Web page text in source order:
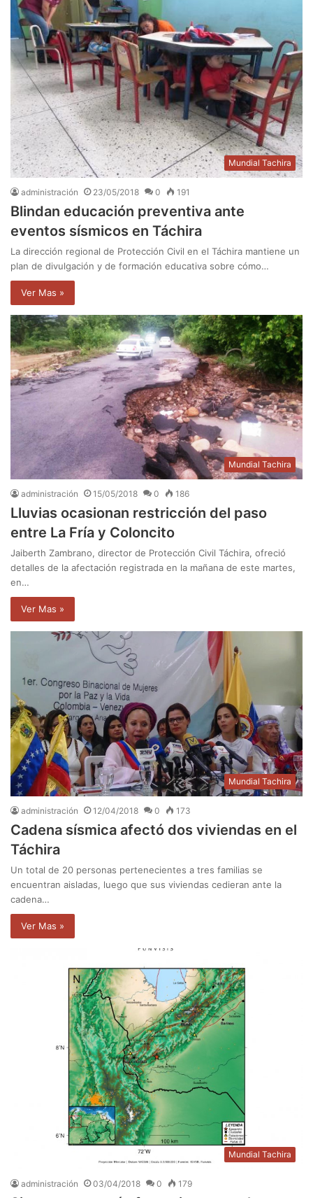
Mundial Tachira
administración 23/05/2018 0 191
Blindan educación preventiva ante
eventos sísmicos en Táchira
La dirección regional de Protección Civil en el Táchira mantiene un
plan de divulgación y de formación educativa sobre cómo…
Ver Mas »
Mundial Tachira
administración 15/05/2018 0 186
Lluvias ocasionan restricción del paso
entre La Fría y Coloncito
Jaiberth Zambrano, director de Protección Civil Táchira, ofreció
detalles de la afectación registrada en la mañana de este martes,
en…
Ver Mas »
Mundial Tachira
administración 12/04/2018 0 173
Cadena sísmica afectó dos viviendas en el
Táchira
Un total de 20 personas pertenecientes a tres familias se
encuentran aisladas, luego que sus viviendas cedieran ante la
cadena…
Ver Mas »
Mundial Tachira
administración 03/04/2018 0 179